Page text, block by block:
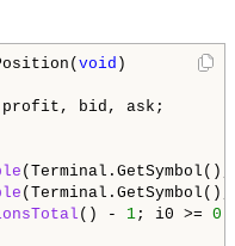
void )
bid, ask;
() - 1; i0 >= 0